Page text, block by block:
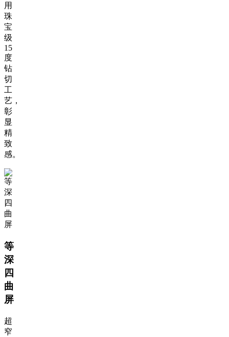
用
珠
宝
级
15
度
钻
切
工
艺，
彰
显
精
致
感。
等
深
四
曲
屏
超
窄